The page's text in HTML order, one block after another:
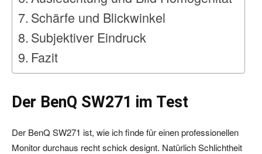
Schärfe und Blickwinkel
Subjektiver Eindruck
Fazit
Der BenQ SW271 im Test
Der BenQ SW271 ist, wie ich finde für einen professionellen
Monitor durchaus recht schick designt. Natürlich Schlichtheit